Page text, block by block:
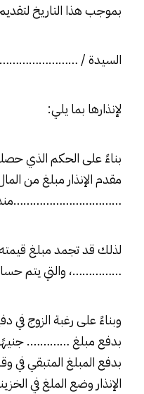
بموجب هذا التاريخ لتقديم
السيدة /
لإنذارها بما يلي:
بناءً على الحكم الذي
مقدم الإنذار مبلغ من
……………………………منذ
لذلك قد تجمد مبلغ
……………، والتي يتم
وبناءً على رغبة الزوج في
بدفع مبلغ ………….
بدفع المبلغ المتبقي في
الإنذار وضع الملغ في